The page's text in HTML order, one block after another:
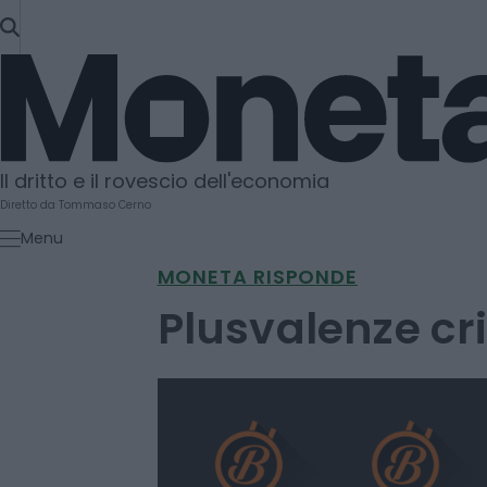
SKIP
TO
CONTENT
Moneta
Il dritto e il rovescio dell'economia
Diretto da Tommaso Cerno
Menu
MONETA RISPONDE
Plusvalenze